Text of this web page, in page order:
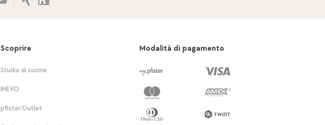
Scoprire
Studio di cucine
INEVO
pfister Outlet
Modalità di pagamento